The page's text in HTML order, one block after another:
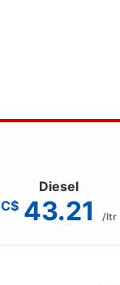
Diesel
C$ 43.21 /ltr